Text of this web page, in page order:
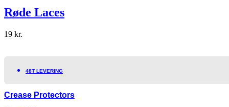
Røde Laces
19 kr.
48T LEVERING
Crease Protectors